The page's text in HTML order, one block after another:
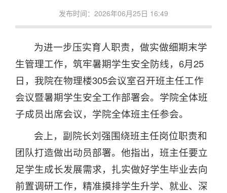
发布时间：2026年06月25日 16:49
为进一步压实育人职责，做实做细期末学
生管理工作，筑牢暑期学生安全防线，6月25
日，我院在物理楼305会议室召开班主任工作
会议暨暑期学生安全工作部署会。学院全体班
子成员出席会议，学院全体班主任参会。
会上，副院长刘强围绕班主任岗位职责和
团队打造做出动员部署。他指出，班主任要立
足学生成长发展需求，扎实做好学生毕业去向
前置调研工作，精准摸排学生升学、就业、深